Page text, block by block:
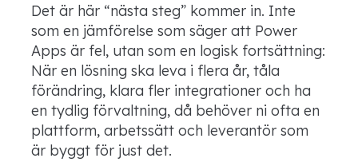
Det är här “nästa steg” kommer in. Inte
som en jämförelse som säger att Power
Apps är fel, utan som en logisk fortsättning:
När en lösning ska leva i flera år, tåla
förändring, klara fler integrationer och ha
en tydlig förvaltning, då behöver ni ofta en
plattform, arbetssätt och leverantör som
är byggt för just det.